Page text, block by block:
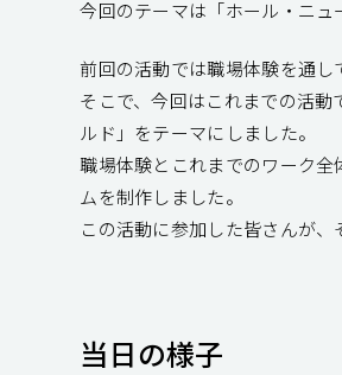
今回のテーマは「ホール・ニュ
前回の活動では職場体験を通し
そこで、今回はこれまでの活
ルド」をテーマにしました。
職場体験とこれまでのワーク
ムを制作しました。
この活動に参加した皆さんが
当日の様子